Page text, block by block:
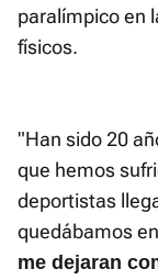
paralímpico en
físicos.
"Han sido 20
que hemos
deportistas
quedábamos
me dejaran